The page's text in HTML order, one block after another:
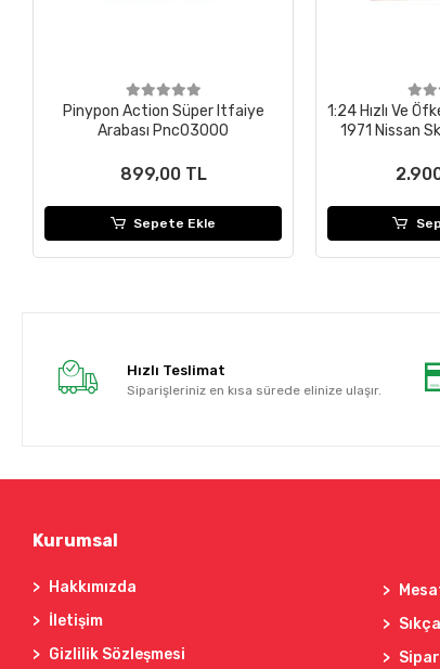
Pinypon Action Süper Itfaiye
Arabası Pnc03000
899,00 TL
Sepete Ekle
1:24 Hızlı Ve
1971 Nissan
Hızlı Teslimat
Siparişleriniz en kısa sürede elinize ulaşır.
Kurumsal
Hakkımızda
İletişim
Gizlilik Sözleşmesi